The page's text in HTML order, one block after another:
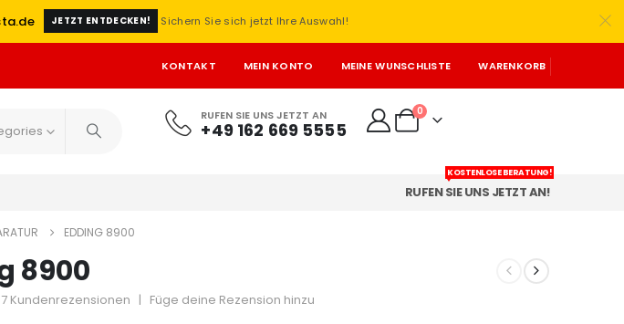
JETZT ENTDECKEN! Sichern Sie sich jetzt Ihre Auswahl!
KONTAKT MEIN KONTO MEINE WUNSCHLISTE WARENKORB
RUFEN SIE UNS JETZT AN
+49 162 669 5555
0
RUFEN SIE UNS JETZT AN!
KOSTENLOSE BERATUNG!
EDDING 8900
8900
7Kundenrezensionen | Füge deine Rezension hinzu